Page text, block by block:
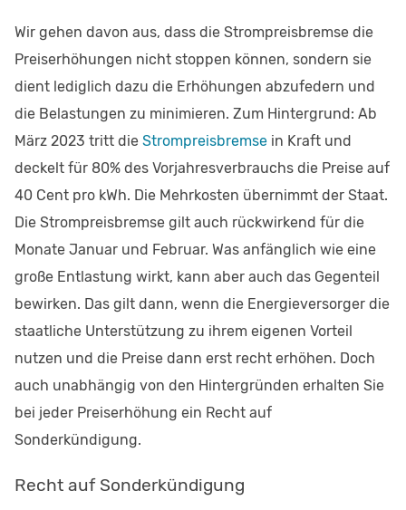
Wir gehen davon aus, dass die Strompreisbremse die
Preiserhöhungen nicht stoppen können, sondern sie
dient lediglich dazu die Erhöhungen abzufedern und
die Belastungen zu minimieren. Zum Hintergrund: Ab
März 2023 tritt die Strompreisbremse in Kraft und
deckelt für 80% des Vorjahresverbrauchs die Preise auf
40 Cent pro kWh. Die Mehrkosten übernimmt der Staat.
Die Strompreisbremse gilt auch rückwirkend für die
Monate Januar und Februar. Was anfänglich wie eine
große Entlastung wirkt, kann aber auch das Gegenteil
bewirken. Das gilt dann, wenn die Energieversorger die
staatliche Unterstützung zu ihrem eigenen Vorteil
nutzen und die Preise dann erst recht erhöhen. Doch
auch unabhängig von den Hintergründen erhalten Sie
bei jeder Preiserhöhung ein Recht auf
Sonderkündigung.
Recht auf Sonderkündigung